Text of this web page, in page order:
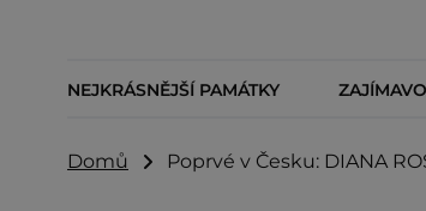
NEJKRÁSNĚJŠÍ PAMÁTKY
Domů Poprvé v Česku: DIANA